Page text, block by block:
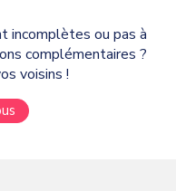
incomplètes ou pas à
complémentaires ?
voisins !